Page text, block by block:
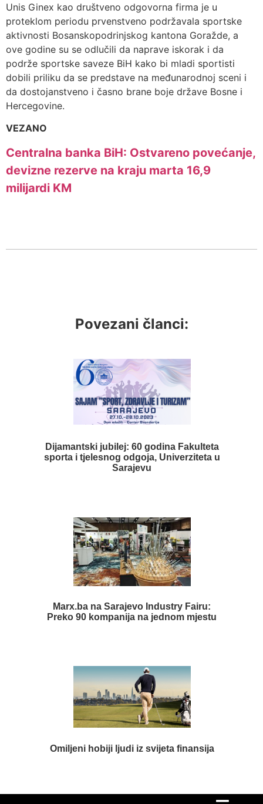
Unis Ginex kao društveno odgovorna firma je u
proteklom periodu prvenstveno podržavala sportske
aktivnosti Bosanskopodrinjskog kantona Goražde, a
ove godine su se odlučili da naprave iskorak i da
podrže sportske saveze BiH kako bi mladi sportisti
dobili priliku da se predstave na međunarodnoj sceni i
da dostojanstveno i časno brane boje države Bosne i
Hercegovine.
VEZANO
Centralna banka BiH: Ostvareno povećanje,
devizne rezerve na kraju marta 16,9
milijardi KM
Povezani članci:
Dijamantski jubilej: 60 godina Fakulteta
sporta i tjelesnog odgoja, Univerziteta u
Sarajevu
Marx.ba na Sarajevo Industry Fairu:
Preko 90 kompanija na jednom mjestu
Omiljeni hobiji ljudi iz svijeta finansija